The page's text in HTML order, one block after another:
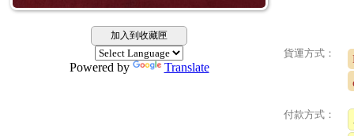
加入到收藏匣
Powered by Translate
貨運方式：
付款方式：